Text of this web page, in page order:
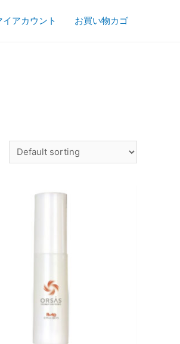
イアカウント お買い物カゴ